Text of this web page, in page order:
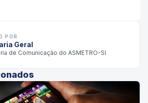
POR
Geral
de Comunicação do ASMETRO-SI